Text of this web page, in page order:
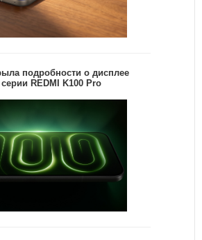
подробности о дисплее
REDMI K100 Pro